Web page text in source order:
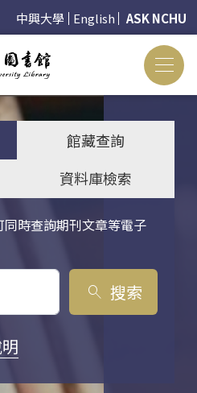
中興大學 English ASK NCHU
館藏查詢
資料庫檢索
時查詢期刊文章等電子
search 搜索